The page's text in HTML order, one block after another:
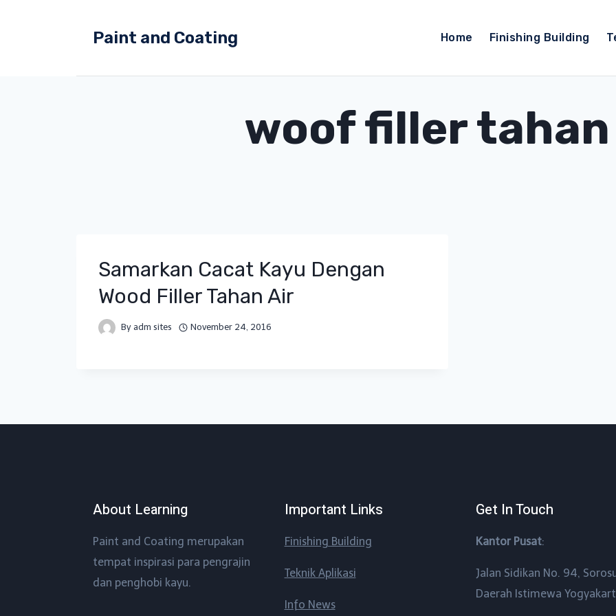
Paint and Coating Home Finishing Building
woof filler
Samarkan Cacat Kayu Dengan
Wood Filler Tahan Air
By adm sites November 24, 2016
About Learning
Paint and Coating merupakan
tempat inspirasi para pengrajin
dan penghobi kayu.
Important Links
Finishing Building
Teknik Aplikasi
Info News
Get In Touch
Kantor Pusat:
Jalan Sidikan No. 94,
Daerah Istimewa